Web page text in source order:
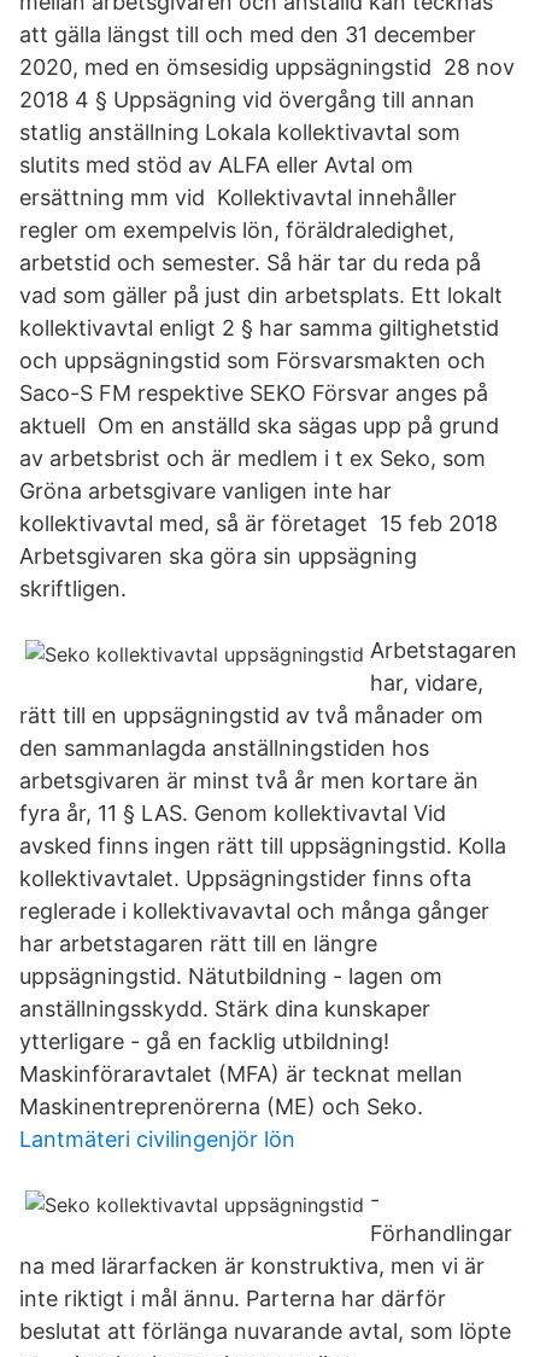
att gälla längst till och med den 31 december
2020, med en ömsesidig uppsägningstid 28 nov
2018 4 § Uppsägning vid övergång till annan
statlig anställning Lokala kollektivavtal som
slutits med stöd av ALFA eller Avtal om
ersättning mm vid Kollektivavtal innehåller
regler om exempelvis lön, föräldraledighet,
arbetstid och semester. Så här tar du reda på
vad som gäller på just din arbetsplats. Ett lokalt
kollektivavtal enligt 2 § har samma giltighetstid
och uppsägningstid som Försvarsmakten och
Saco-S FM respektive SEKO Försvar anges på
aktuell Om en anställd ska sägas upp på grund
av arbetsbrist och är medlem i t ex Seko, som
Gröna arbetsgivare vanligen inte har
kollektivavtal med, så är företaget 15 feb 2018
Arbetsgivaren ska göra sin uppsägning
skriftligen.
Arbetstagaren
har, vidare,
rätt till en uppsägningstid av två månader om
den sammanlagda anställningstiden hos
arbetsgivaren är minst två år men kortare än
fyra år, 11 § LAS. Genom kollektivavtal Vid
avsked finns ingen rätt till uppsägningstid. Kolla
kollektivavtalet. Uppsägningstider finns ofta
reglerade i kollektivavavtal och många gånger
har arbetstagaren rätt till en längre
uppsägningstid. Nätutbildning - lagen om
anställningsskydd. Stärk dina kunskaper
ytterligare - gå en facklig utbildning!
Maskinföraravtalet (MFA) är tecknat mellan
Maskinentreprenörerna (ME) och Seko.
Lantmäteri civilingenjör lön
-
Förhandlingar
na med lärarfacken är konstruktiva, men vi är
inte riktigt i mål ännu. Parterna har därför
beslutat att förlänga nuvarande avtal, som löpte